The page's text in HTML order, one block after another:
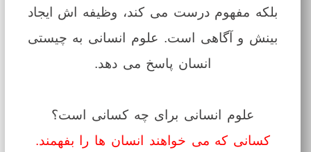
بلکه مفهوم درست می کند، وظیفه اش ایجاد
بینش و آگاهی است. علوم انسانی به چیستی
انسان پاسخ می دهد.
علوم انسانی برای چه کسانی است؟
کسانی که می خواهند انسان ها را بفهمند.